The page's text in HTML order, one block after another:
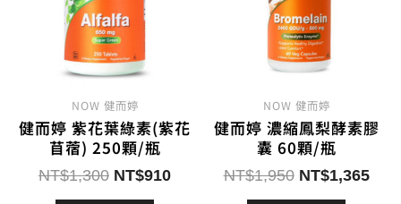
NOW 健而婷
健而婷 紫花葉綠素(紫花
苜蓿) 250顆/瓶
NT$1,300 原
NT$910目
NOW 健而婷
健而婷 濃縮鳳梨酵素膠
囊 60顆/瓶
NT$1,950 原
NT$1,365目